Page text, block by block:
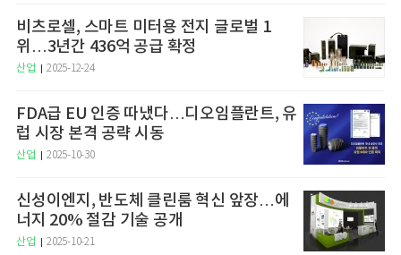
비츠로셀, 스마트 미터용 전지 글로벌 1
위…3년간 436억 공급 확정
산업 2025-12-24
FDA급 EU 인증 따냈다…디오임플란트, 유
럽 시장 본격 공략 시동
산업 2025-10-30
신성이엔지, 반도체 클린룸 혁신 앞장…에
너지 20% 절감 기술 공개
산업 2025-10-21